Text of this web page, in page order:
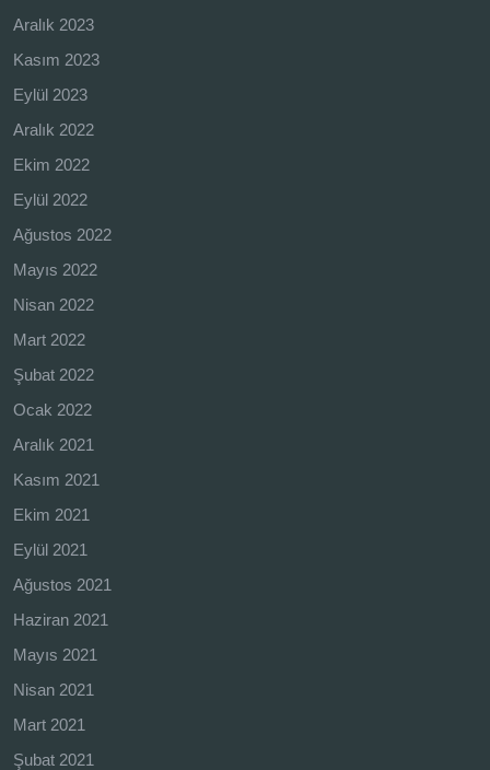
Aralık 2023
Kasım 2023
Eylül 2023
Aralık 2022
Ekim 2022
Eylül 2022
Ağustos 2022
Mayıs 2022
Nisan 2022
Mart 2022
Şubat 2022
Ocak 2022
Aralık 2021
Kasım 2021
Ekim 2021
Eylül 2021
Ağustos 2021
Haziran 2021
Mayıs 2021
Nisan 2021
Mart 2021
Şubat 2021